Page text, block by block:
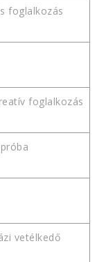
foglalkozás
foglalkozás
vetélkedő